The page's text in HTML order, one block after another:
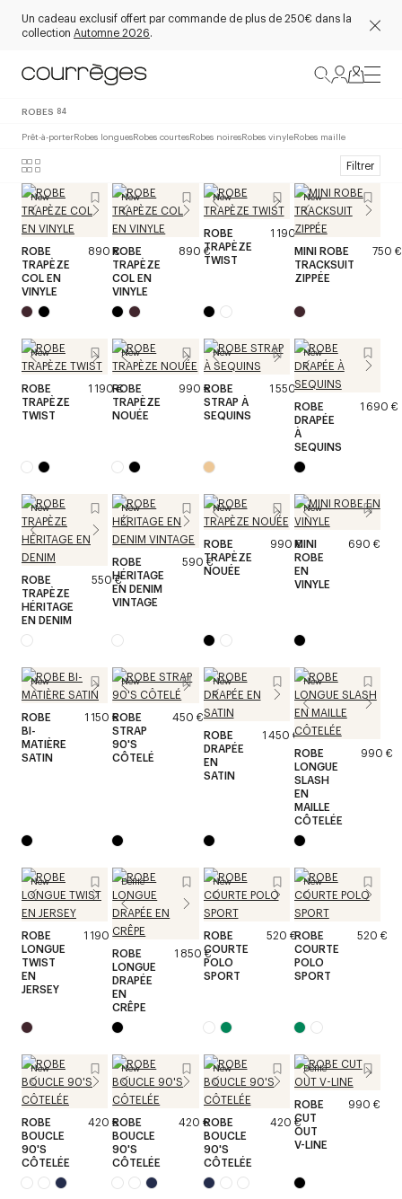
Un cadeau exclusif offert par commande de plus de 250€ dans la
collection Automne 2026.
ROBES 84
Prêt-à-porterRobes longuesRobes courtesRobes noiresRobes vinyleRobes maille
Filtrer
New
ROBE
TRAPÈZE
COL EN
VINYLE
890 €
New
ROBE
TRAPÈZE
COL EN
VINYLE
890 €
New
ROBE
TRAPÈZE
TWIST
1 190 €
New
MINI ROBE
TRACKSUIT
ZIPPÉE
750 €
New
ROBE
TRAPÈZE
TWIST
1 190 €
New
ROBE
TRAPÈZE
NOUÉE
990 €
New
ROBE
STRAP À
SEQUINS
1 550 €
New
ROBE
DRAPÉE
À
SEQUINS
1 690 €
New
ROBE
TRAPÈZE
HÉRITAGE
EN DENIM
550 €
New
ROBE
HÉRITAGE
EN DENIM
VINTAGE
590 €
New
ROBE
TRAPÈZE
NOUÉE
990 €
New
MINI
ROBE
EN
VINYLE
690 €
New
ROBE
BI-
MATIÈRE
SATIN
1 150 €
New
ROBE
STRAP
90'S
CÔTELÉ
450 €
New
ROBE
DRAPÉE
EN
SATIN
1 450 €
New
ROBE
LONGUE
SLASH
EN
MAILLE
CÔTELÉE
990 €
New
ROBE
LONGUE
TWIST
EN
JERSEY
1 190 €
Défilé
ROBE
LONGUE
DRAPÉE
EN
CRÊPE
1 850 €
New
ROBE
COURTE
POLO
SPORT
520 €
New
ROBE
COURTE
POLO
SPORT
520 €
New
ROBE
BOUCLE
90'S
CÔTELÉE
420 €
New
ROBE
BOUCLE
90'S
CÔTELÉE
420 €
New
ROBE
BOUCLE
90'S
CÔTELÉE
420 €
Défilé
ROBE
CUT
OUT
V-LINE
990 €